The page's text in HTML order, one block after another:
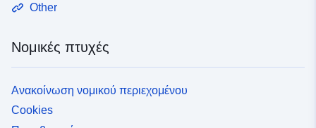
Other
Νομικές πτυχές
Ανακοίνωση νομικού περιεχομένου
Cookies